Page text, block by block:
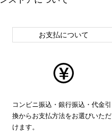
お支払について
コンビニ振込・銀行振込・代金引
換からお支払方法をお選びいただ
けます。